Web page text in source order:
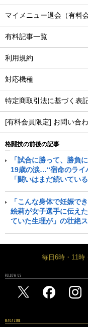
マイメニュー退会（有料
有料記事一覧
利用規約
対応機種
特定商取引法に基づく表
[有料会員限定] お問い合
格闘技の前後の記事
「試合に勝って、勝負
19歳の涙…“宿命のライ
「闘いはまだ続いている
「こんな身体で妊娠で
絵莉が女子選手に伝え
ていた生理が」の壮絶
毎日6時・11時
FOLLOW US
MAGAZINE